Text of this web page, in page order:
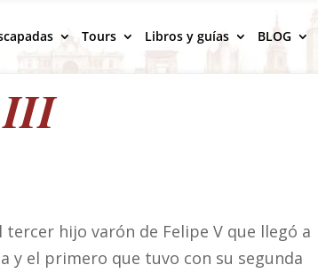
Tours Libros y guías BLOG
III
tercer hijo varón de Felipe V que llegó a
y el primero que tuvo con su segunda